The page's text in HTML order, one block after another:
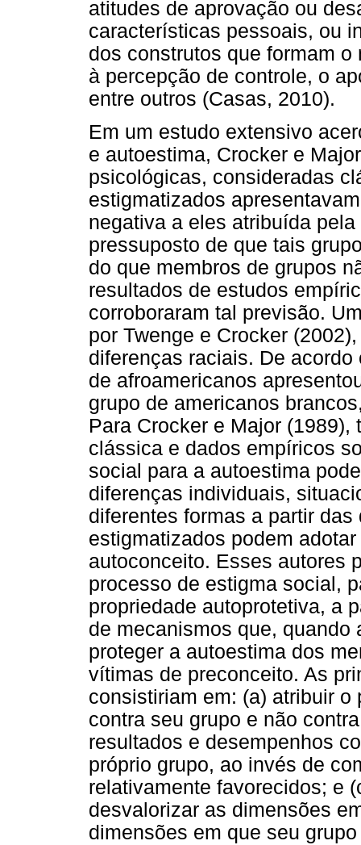
atitudes de aprovação ou
características pessoais, ou
dos construtos que formam
à percepção de controle, o
entre outros (Casas, 2010).
Em um estudo extensivo
e autoestima, Crocker e
psicológicas, consideradas
estigmatizados
negativa a eles atribuída
pressuposto de que tais
do que membros de grupos
resultados de estudos
corroboraram tal previsão.
por Twenge e Crocker
diferenças raciais. De
de afroamericanos
grupo de americanos
Para Crocker e Major
clássica e dados empíricos
social para a autoestima
diferenças individuais,
diferentes formas a partir
estigmatizados podem
autoconceito. Esses autores
processo de estigma social,
propriedade autoprotetiva, a
de mecanismos que, quando
proteger a autoestima dos
vítimas de preconceito. As
consistiriam em: (a) atribuir
contra seu grupo e não
resultados e desempenhos
próprio grupo, ao invés de
relativamente favorecidos; e
desvalorizar as dimensões
dimensões em que seu